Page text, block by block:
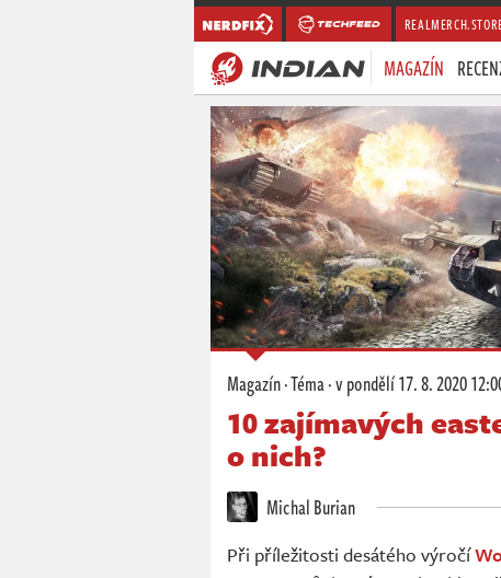
MAGAZÍN
Magazín·Téma·v pondělí17. 8. 2020
10 zajímavých
o nich?
Michal Burian
Při příležitosti desátého výročí